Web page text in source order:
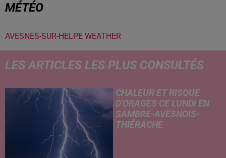
MÉTÉO
AVESNES-SUR-HELPE WEATHER
LES ARTICLES LES PLUS CONSULTÉS
CHALEUR ET RISQUE
D'ORAGES CE LUNDI EN
SAMBRE-AVESNOIS-
THIÉRACHE